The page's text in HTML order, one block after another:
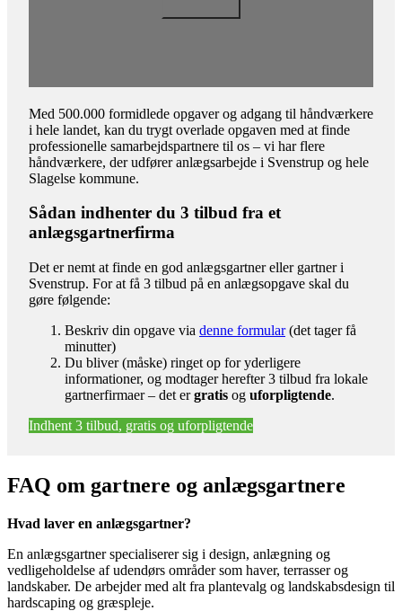
Med 500.000 formidlede opgaver og adgang til håndværkere
i hele landet, kan du trygt overlade opgaven med at finde
professionelle samarbejdspartnere til os – vi har flere
håndværkere, der udfører anlægsarbejde i Svenstrup og hele
Slagelse kommune.
Sådan indhenter du 3 tilbud fra et
anlægsgartnerfirma
Det er nemt at finde en god anlægsgartner eller gartner i
Svenstrup. For at få 3 tilbud på en anlægsopgave skal du
gøre følgende:
Beskriv din opgave via denne formular(det tager få
minutter)
Du bliver (måske) ringet op for yderligere
informationer, og modtager herefter 3 tilbud fra lokale
gartnerfirmaer – det ergratis og uforpligtende.
Indhent 3 tilbud, gratis og uforpligtende
FAQ om gartnere og anlægsgartnere
Hvad laver en anlægsgartner?
En anlægsgartner specialiserer sig i design, anlægning og
vedligeholdelse af udendørs områder som haver, terrasser og
landskaber. De arbejder med alt fra plantevalg og landskabsdesign til
hardscaping og græspleje.